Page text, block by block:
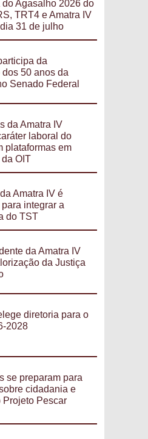
Agasalho 2026 do
TRT4 e Amatra IV
31 de julho
da
50 anos da
Senado Federal
da Amatra IV
laboral do
plataformas em
OIT
Amatra IV é
integrar a
do TST
da Amatra IV
da Justiça
diretoria para o
2028
se preparam para
cidadania e
Projeto Pescar